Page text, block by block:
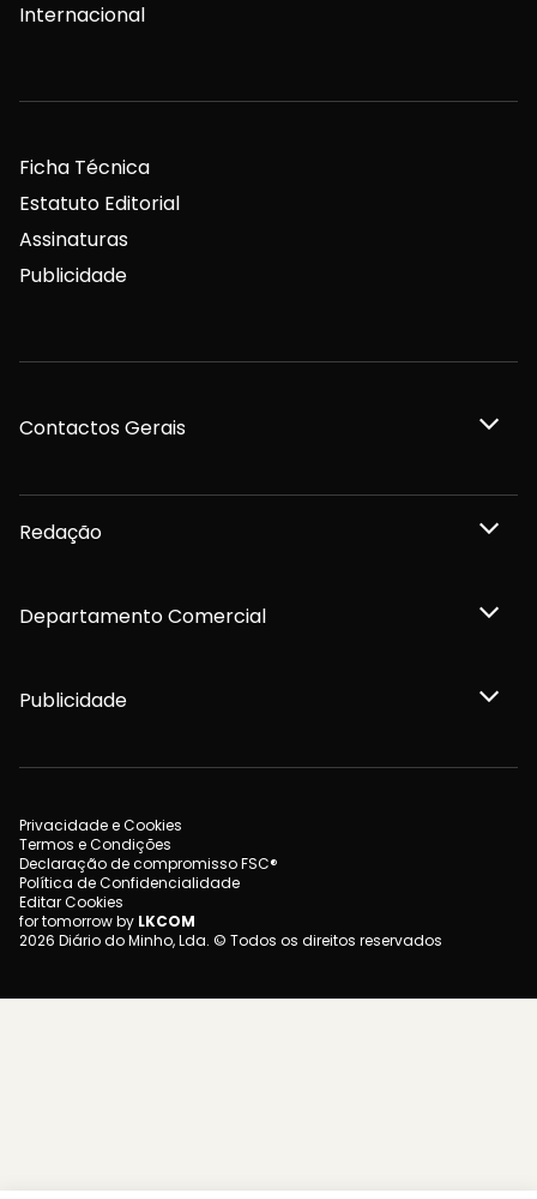
Internacional
Ficha Técnica
Estatuto Editorial
Assinaturas
Publicidade
Contactos Gerais
Redação
Departamento Comercial
Publicidade
Privacidade e Cookies
Termos e Condições
Declaração de compromisso FSC®
Política de Confidencialidade
Editar Cookies
for tomorrow by LKCOM
2026 Diário do Minho, Lda. © Todos os direitos reservados